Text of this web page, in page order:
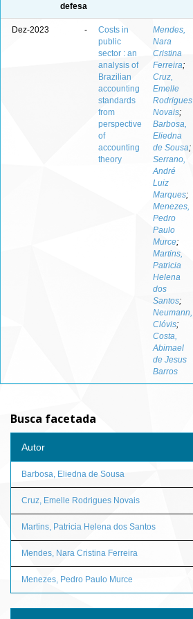
defesa
Dez-2023 -
Costs in
public
sector : an
analysis of
Brazilian
accounting
standards
from
perspective
of
accounting
theory
Mendes,
Nara
Cristina
Ferreira;
Cruz,
Emelle
Rodrigues
Novais;
Barbosa,
Eliedna
de Sousa;
Serrano,
André
Luiz
Marques;
Menezes,
Pedro
Paulo
Murce;
Martins,
Patricia
Helena
dos
Santos;
Neumann,
Clóvis;
Costa,
Abimael
de Jesus
Barros
Busca facetada
Autor
Barbosa, Eliedna de Sousa
Cruz, Emelle Rodrigues Novais
Martins, Patricia Helena dos Santos
Mendes, Nara Cristina Ferreira
Menezes, Pedro Paulo Murce